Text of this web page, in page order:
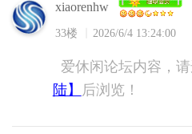
xiaorenhw
33楼 2026/6/4 13:24:00
爱休闲论坛内容，
陆】
后浏览！